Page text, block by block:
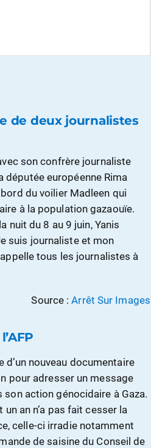
de deux journalistes
son confrère journaliste
députée européenne Rima
du voilier Madleen qui
à la population gazaouïe.
nuit du 8 au 9 juin, Yanis
suis journaliste et mon
tous les journalistes à
Source :Arrêt Sur Images
d’un nouveau documentaire
pour adresser un message
action génocidaire à Gaza.
an n’a pas fait cesser la
celle-ci irradie notamment
de saisine du Conseil de